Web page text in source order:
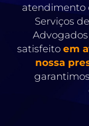
atendimento
Serviços
satisfeito em
nossa